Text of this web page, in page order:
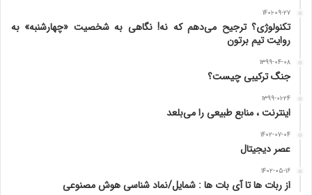
۱۴۰۱-۰۹-۲۷
تکنولوژی؟ ترجیح می‌دهم که نه! نگاهی به شخصیت «چهارشنبه» به
روایت تیم برتون
۱۳۹۹-۰۴-۰۸
جنگ ترکیبی چیست؟
۱۳۹۹-۰۱-۲۴
اینترنت ، منابع طبیعی را می‌بلعد
۱۴۰۲-۰۷-۰۴
عصر دیجیتال
۱۴۰۲-۰۵-۱۶
از ربات ها تا آی بات ها : شمایل/نماد شناسی هوش مصنوعی